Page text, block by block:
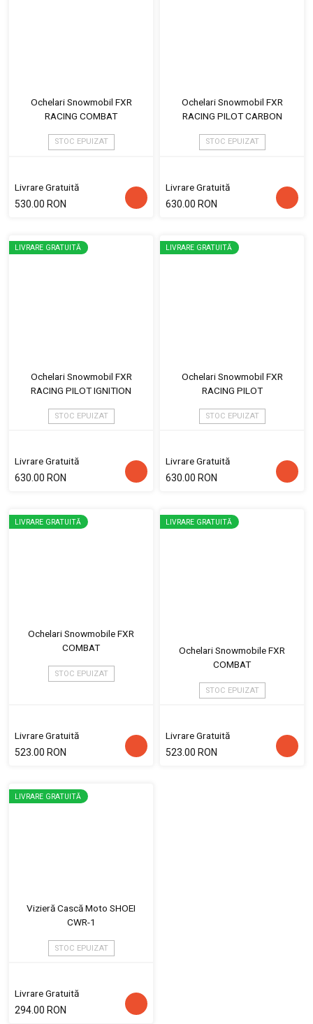
Ochelari Snowmobil FXR
RACING COMBAT
STOC EPUIZAT
Livrare Gratuită
530.00 RON
Ochelari Snowmobil FXR
RACING PILOT CARBON
STOC EPUIZAT
Livrare Gratuită
630.00 RON
LIVRARE GRATUITĂ
Ochelari Snowmobil FXR
RACING PILOT IGNITION
STOC EPUIZAT
Livrare Gratuită
630.00 RON
LIVRARE GRATUITĂ
Ochelari Snowmobil FXR
RACING PILOT
STOC EPUIZAT
Livrare Gratuită
630.00 RON
LIVRARE GRATUITĂ
Ochelari Snowmobile FXR
COMBAT
STOC EPUIZAT
Livrare Gratuită
523.00 RON
LIVRARE GRATUITĂ
Ochelari Snowmobile FXR
COMBAT
STOC EPUIZAT
Livrare Gratuită
523.00 RON
LIVRARE GRATUITĂ
Vizieră Cască Moto SHOEI
CWR-1
STOC EPUIZAT
Livrare Gratuită
294.00 RON